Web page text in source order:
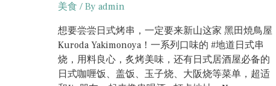
美食 / By admin
想要尝尝日式烤串，一定要来新山这家 黑田焼鳥屋
Kuroda Yakimonoya！一系列口味的 #地道日式串
烧，用料良心，炙烤美味，还有日式居酒屋必备的
日式咖喱饭、盖饭、玉子烧、大阪烧等菜单，超适